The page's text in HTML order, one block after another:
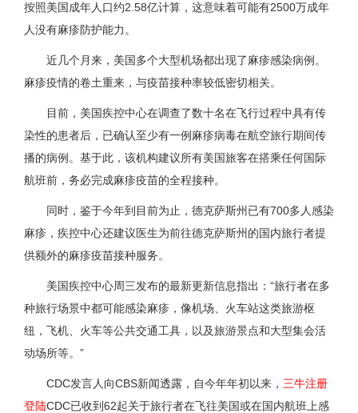
按照美国成年人口约2.58亿计算，这意味着可能有2500万成年
人没有麻疹防护能力。
近几个月来，美国多个大型机场都出现了麻疹感染病例。
麻疹疫情的卷土重来，与疫苗接种率较低密切相关。
目前，美国疾控中心在调查了数十名在飞行过程中具有传
染性的患者后，已确认至少有一例麻疹病毒在航空旅行期间传
播的病例。基于此，该机构建议所有美国旅客在搭乘任何国际
航班前，务必完成麻疹疫苗的全程接种。
同时，鉴于今年到目前为止，德克萨斯州已有700多人感染
麻疹，疾控中心还建议医生为前往德克萨斯州的国内旅行者提
供额外的麻疹疫苗接种服务。
美国疾控中心周三发布的最新更新信息指出：“旅行者在多
种旅行场景中都可能感染麻疹，像机场、火车站这类旅游枢
纽，飞机、火车等公共交通工具，以及旅游景点和大型集会活
动场所等。”
CDC发言人向CBS新闻透露，自今年年初以来， 三牛注册
登陆CDC已收到62起关于旅行者在飞往美国或在国内航班上感